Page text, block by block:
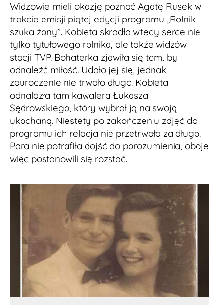
Widzowie mieli okazję poznać Agatę Rusek w
trakcie emisji piątej edycji programu „Rolnik
szuka żony”. Kobieta skradła wtedy serce nie
tylko tytułowego rolnika, ale także widzów
stacji TVP. Bohaterka zjawiła się tam, by
odnaleźć miłość. Udało jej się, jednak
zauroczenie nie trwało długo. Kobieta
odnalazła tam kawalera Łukasza
Sędrowskiego, który wybrał ją na swoją
ukochaną. Niestety po zakończeniu zdjęć do
programu ich relacja nie przetrwała za długo.
Para nie potrafiła dojść do porozumienia, oboje
więc postanowili się rozstać.